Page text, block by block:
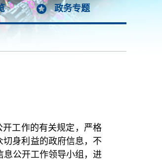
政务专题
工作的有关规定，严格
身利益的政府信息，不
息公开工作领导小组，进